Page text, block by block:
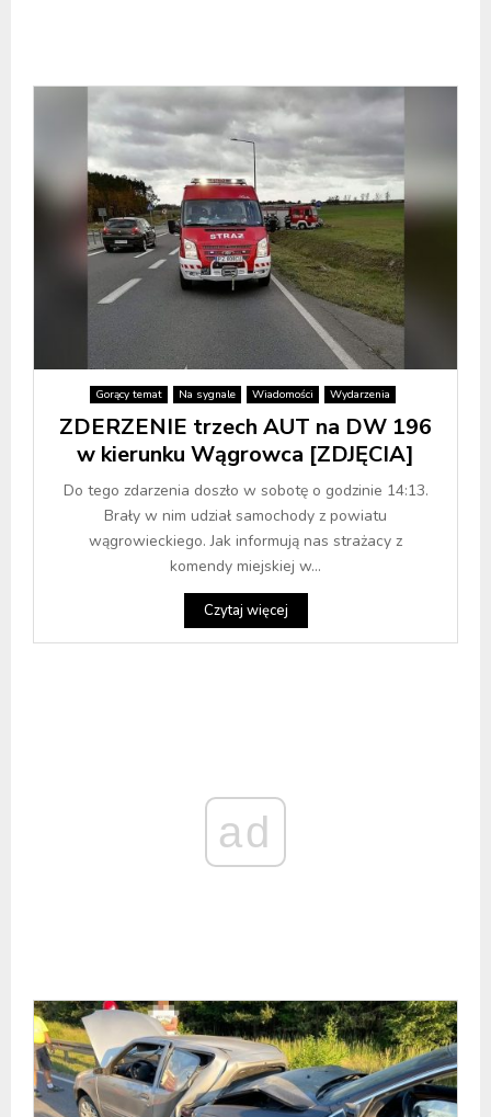
Gorący temat Na sygnale Wiadomości Wydarzenia
ZDERZENIE trzech AUT na DW 196
w kierunku Wągrowca [ZDJĘCIA]
Do tego zdarzenia doszło w sobotę o godzinie 14:13.
Brały w nim udział samochody z powiatu
wągrowieckiego. Jak informują nas strażacy z
komendy miejskiej w...
Czytaj więcej
ad